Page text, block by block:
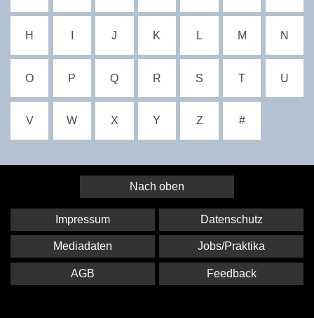
H J K L M N
O P Q R S T U
V W X Y Z #
Nach oben
Impressum Datenschutz
Mediadaten Jobs/Praktika
AGB Feedback